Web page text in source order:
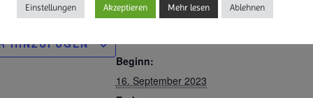
HINZUFÜGEN
Beginn:
16. September 2023
Einstellungen Akzeptieren Mehr lesen Ablehnen